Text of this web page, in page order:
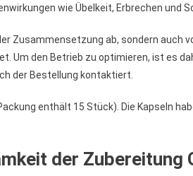
wie Übelkeit, Erbrechen und
Zusammensetzung ab, sondern auch
Um den Betrieb zu optimieren, ist es
der Bestellung kontaktiert.
enthält 15 Stück). Die Kapseln
der Zubereitung